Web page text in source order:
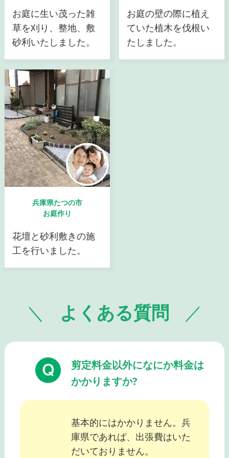
お庭に生い茂った雑
草を刈り、整地、敷
砂利いたしました。
お庭の壁の際に植え
ていた植木を伐根い
たしました。
兵庫県たつの市
お庭作り
花壇と砂利敷きの施
工を行いました。
よくある質問
剪定料金以外になにか料金は
かかりますか?
基本的にはかかりません。兵
庫県であれば、出張費はいた
だいておりません。